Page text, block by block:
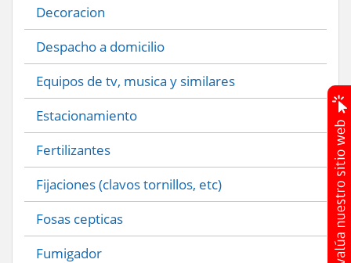
Decoracion
Despacho a domicilio
Equipos de tv, musica y similares
Estacionamiento
Fertilizantes
Fijaciones (clavos tornillos, etc)
Fosas cepticas
Fumigador